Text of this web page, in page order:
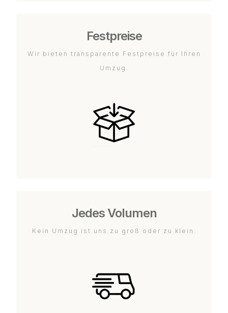
Festpreise
Wir bieten transparente Festpreise für Ihren
Umzug.
Jedes Volumen
Kein Umzug ist uns zu groß oder zu klein.